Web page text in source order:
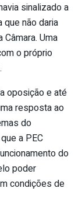
sinalizado a
não daria
Uma
o próprio
oposição e até
resposta ao
do
a PEC
do
poder
condições de